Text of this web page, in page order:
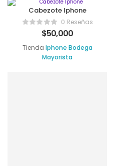
Cabezote Iphone
0 Reseñas
$50,000
Tienda Iphone Bodega
Mayorista